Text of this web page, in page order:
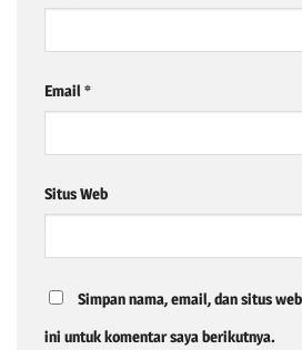
Email *
Situs Web
Simpan nama, email, dan situs
ini untuk komentar saya berikutnya.